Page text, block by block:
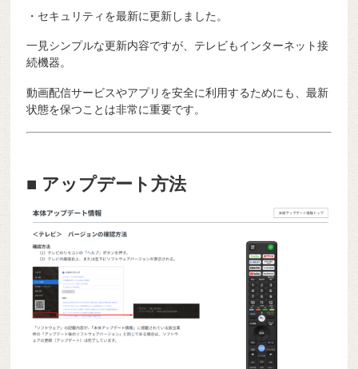
・セキュリティを最新に更新しました。
一見シンプルな更新内容ですが、テレビもインターネット接
続機器。
動画配信サービスやアプリを安全に利用するためにも、最新
状態を保つことは非常に重要です。
■ アップデート方法